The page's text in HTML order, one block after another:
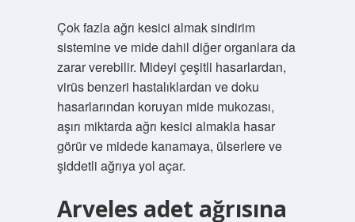
Çok fazla ağrı kesici almak sindirim
sistemine ve mide dahil diğer organlara da
zarar verebilir. Mideyi çeşitli hasarlardan,
virüs benzeri hastalıklardan ve doku
hasarlarından koruyan mide mukozası,
aşırı miktarda ağrı kesici almakla hasar
görür ve midede kanamaya, ülserlere ve
şiddetli ağrıya yol açar.
Arveles adet ağrısına